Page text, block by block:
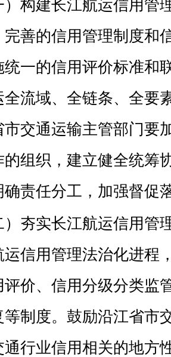
）构建长江航运信用管
完善的信用管理制度和
统一的信用评价标准和
全流域、全链条、全要
市交通运输主管部门要
的组织，建立健全统筹
确责任分工，加强督促
）夯实长江航运信用管
运信用管理法治化进程
评价、信用分级分类监
等制度。鼓励沿江省市
通行业信用相关的地方